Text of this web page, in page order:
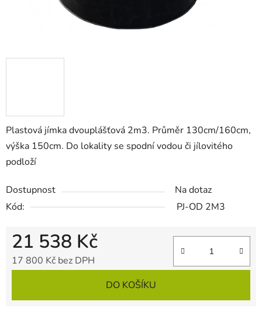
Plastová jímka dvouplášťová 2m3. Průměr 130cm/160cm,
výška 150cm. Do lokality se spodní vodou či jílovitého
podloží
Dostupnost
Na dotaz
Kód:
PJ-OD 2M3
21 538 Kč
17 800 Kč bez DPH
DO KOŠÍKU